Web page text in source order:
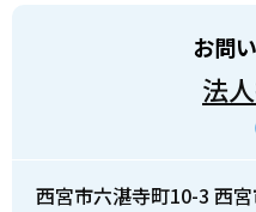
お問
法
西宮市六湛寺町10-3 西